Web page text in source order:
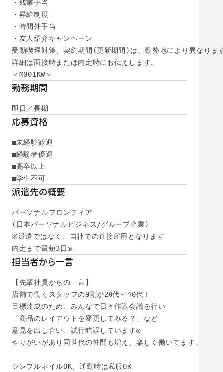
・残業手当
・昇給制度
・時間外手当
・友人紹介キャンペーン
受動喫煙対策、契約期間(更新期間)は、勤務地により異なりま
詳細は面接時または内定時にお伝えします。
＜M001KW＞
勤務期間
即日／長期
応募資格
■未経験歓迎
■経験者優遇
■高卒以上
■学生不可
派遣先の概要
パーソナルフロンティア
(日本パーソナルビジネス/グループ企業)
※派遣ではなく、自社での直接雇用となります
内定まで最短3日◎
担当者から一言
【先輩社員からの一言】
店舗で働くスタッフの9割が20代～40代！
目標達成のため、みんなで日々作戦会議を行い
「商品のレイアウトを変更してみる？」など
意見を出し合い、試行錯誤しています◎
やりがいがあり同世代の仲間も増え、楽しく働いてます。
シンプルネイルOK、通勤時は私服OK